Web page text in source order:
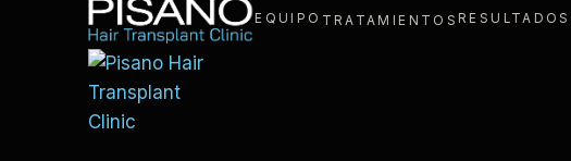
EQUIPO TRATAMIENTOS RESULTADOS